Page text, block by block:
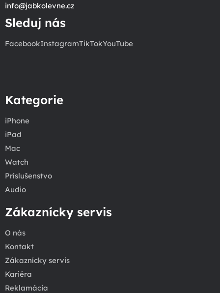
info@jabkolevne.cz
Sleduj nás
FacebookInstagramTikTokYouTube
Kategorie
iPhone
iPad
Mac
Watch
Príslušenstvo
Audio
Zákaznícky servis
O nás
Kontakt
Zákaznícky servis
Kariéra
Reklamácia